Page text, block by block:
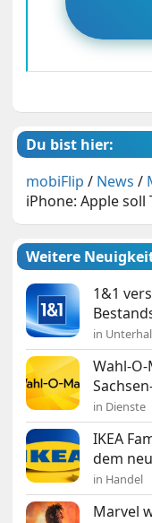
Du bist hier:
mobiFlip / News /
iPhone: Apple
Weitere
1&1
in
Wahl-
in Dienste
IKEA
dem
in Handel
Marvel